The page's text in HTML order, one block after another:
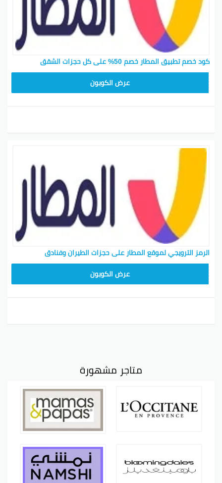
كود خصم تطبيق المطار خصم 50% على كل حجزات الشقق
عرض الكوبون
الرمز الترويجي لموقع المطار على حجزات الطيران وفنادق
عرض الكوبون
متاجر مشهورة